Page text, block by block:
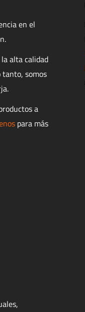
en el
alta calidad
tanto, somos
a
para más